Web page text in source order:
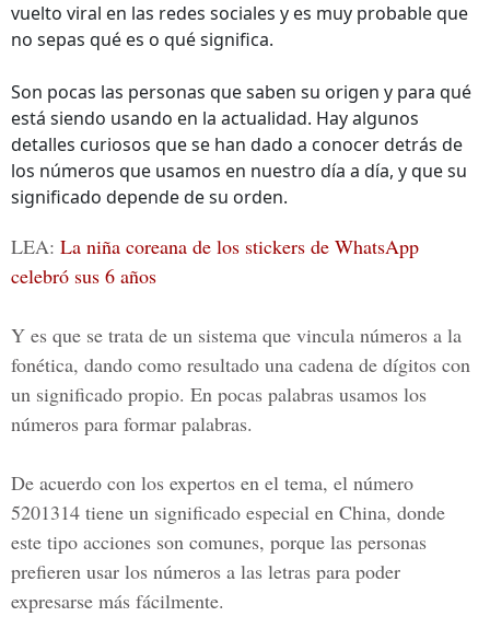
vuelto viral en las redes sociales y es muy probable que
no sepas qué es o qué significa.
Son pocas las personas que saben su origen y para qué
está siendo usando en la actualidad. Hay algunos
detalles curiosos que se han dado a conocer detrás de
los números que usamos en nuestro día a día, y que su
significado depende de su orden.
LEA: La niña coreana de los stickers de WhatsApp
celebró sus 6 años
Y es que se trata de un sistema que vincula números a la
fonética, dando como resultado una cadena de dígitos con
un significado propio. En pocas palabras usamos los
números para formar palabras.
De acuerdo con los expertos en el tema, el número
5201314 tiene un significado especial en China, donde
este tipo acciones son comunes, porque las personas
prefieren usar los números a las letras para poder
expresarse más fácilmente.